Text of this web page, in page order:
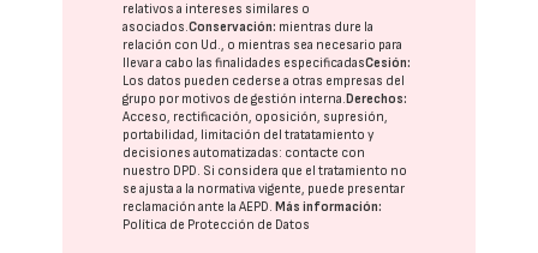
relativos a intereses similares o
asociados.Conservación: mientras dure la
relación con Ud., o mientras sea necesario para
llevar a cabo las finalidades especificadasCesión:
Los datos pueden cederse a otras empresas del
grupo por motivos de gestión interna.Derechos:
Acceso, rectificación, oposición, supresión,
portabilidad, limitación del tratatamiento y
decisiones automatizadas: contacte con
nuestro DPD. Si considera que el tratamiento no
se ajusta a la normativa vigente, puede presentar
reclamación ante laAEPD.Más información:
Política de Protección de Datos